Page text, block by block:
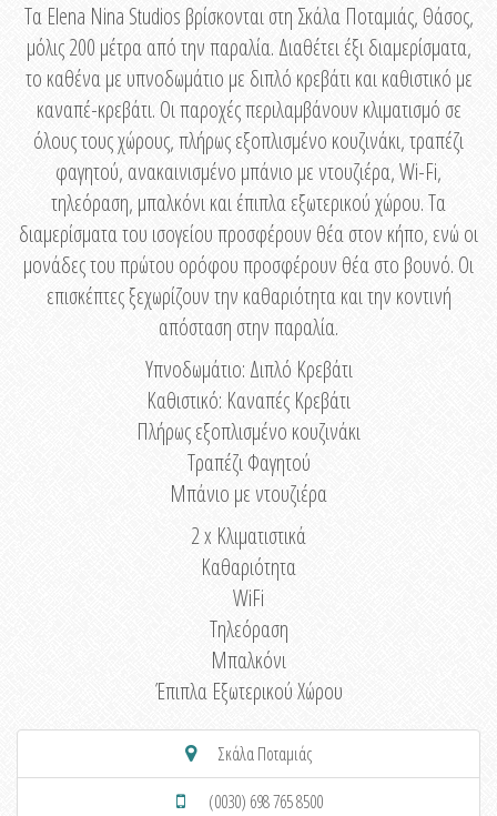
Τα Elena Nina Studios βρίσκονται στη Σκάλα Ποταμιάς, Θάσος,
μόλις 200 μέτρα από την παραλία. Διαθέτει έξι διαμερίσματα,
το καθένα με υπνοδωμάτιο με διπλό κρεβάτι και καθιστικό με
καναπέ-κρεβάτι. Οι παροχές περιλαμβάνουν κλιματισμό σε
όλους τους χώρους, πλήρως εξοπλισμένο κουζινάκι, τραπέζι
φαγητού, ανακαινισμένο μπάνιο με ντουζιέρα, Wi-Fi,
τηλεόραση, μπαλκόνι και έπιπλα εξωτερικού χώρου. Τα
διαμερίσματα του ισογείου προσφέρουν θέα στον κήπο, ενώ οι
μονάδες του πρώτου ορόφου προσφέρουν θέα στο βουνό. Οι
επισκέπτες ξεχωρίζουν την καθαριότητα και την κοντινή
απόσταση στην παραλία.
Υπνοδωμάτιο: Διπλό Κρεβάτι
Καθιστικό: Καναπές Κρεβάτι
Πλήρως εξοπλισμένο κουζινάκι
Τραπέζι Φαγητού
Μπάνιο με ντουζιέρα
2 x Κλιματιστικά
Καθαριότητα
WiFi
Τηλεόραση
Μπαλκόνι
Έπιπλα Εξωτερικού Χώρου
Σκάλα Ποταμιάς
(0030) 698 765 8500